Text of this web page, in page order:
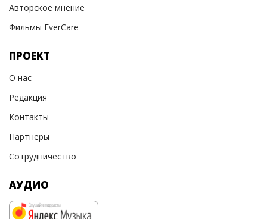
Авторское мнение
Фильмы EverCare
ПРОЕКТ
О нас
Редакция
Контакты
Партнеры
Сотрудничество
АУДИО